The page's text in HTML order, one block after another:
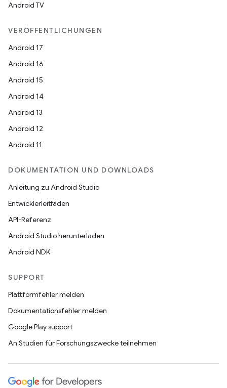
Android TV
VERÖFFENTLICHUNGEN
Android 17
Android 16
Android 15
Android 14
Android 13
Android 12
Android 11
DOKUMENTATION UND DOWNLOADS
Anleitung zu Android Studio
Entwicklerleitfäden
API-Referenz
Android Studio herunterladen
Android NDK
SUPPORT
Plattformfehler melden
Dokumentationsfehler melden
Google Play support
An Studien für Forschungszwecke teilnehmen